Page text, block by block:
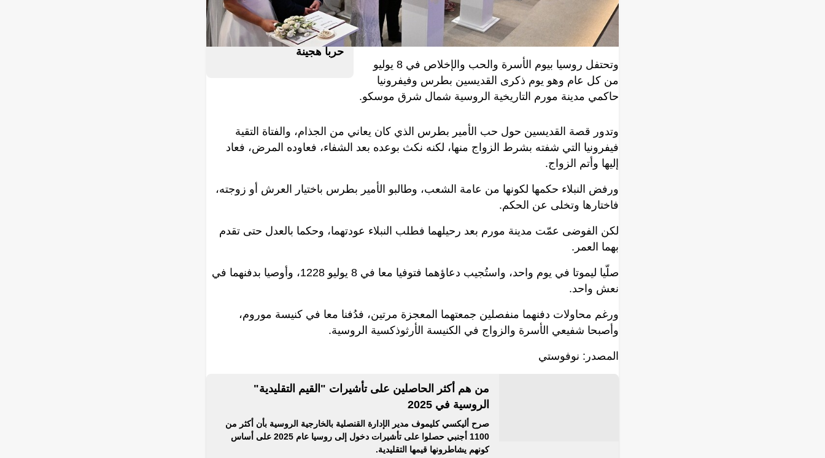
مدفيديف يعتبر محاولات
فرض قيم غريبة على روسيا
حربا هجينة
المثلي والتخلي عن الإنجاب وتغيير الجنس وتدمير المبادئ
الأخلاقية والأسس الروحية التي ترسخت على مر القرون
في روسيا".
وتحتفل روسيا بيوم الأسرة والحب والإخلاص في 8 يوليو
من كل عام وهو يوم ذكرى القديسين بطرس وفيفرونيا
حاكمي مدينة مورم التاريخية الروسية شمال شرق موسكو.
وتدور قصة القديسين حول حب الأمير بطرس الذي كان يعاني من الجذام، والفتاة التقية
فيفرونيا التي شفته بشرط الزواج منها، لكنه نكث بوعده بعد الشفاء، فعاوده المرض، فعاد
إليها وأتم الزواج.
ورفض النبلاء حكمها لكونها من عامة الشعب، وطالبو الأمير بطرس باختيار العرش أو زوجته،
فاختارها وتخلى عن الحكم.
لكن الفوضى عمّت مدينة مورم بعد رحيلهما فطلب النبلاء عودتهما، وحكما بالعدل حتى تقدم
بهما العمر.
صلّيا ليموتا في يوم واحد، واستُجيب دعاؤهما فتوفيا معا في 8 يوليو 1228، وأوصيا بدفنهما في
نعش واحد.
ورغم محاولات دفنهما منفصلين جمعتهما المعجزة مرتين، فدُفنا معا في كنيسة موروم،
وأصبحا شفيعي الأسرة والزواج في الكنيسة الأرثوذكسية الروسية.
المصدر: نوفوستي
من هم أكثر الحاصلين على تأشيرات "القيم التقليدية"
الروسية في 2025
صرح أليكسي كليموف مدير الإدارة القنصلية بالخارجية الروسية بأن أكثر من
1100 أجنبي حصلوا على تأشيرات دخول إلى روسيا عام 2025 على أساس
كونهم يشاطرونها قيمها التقليدية.